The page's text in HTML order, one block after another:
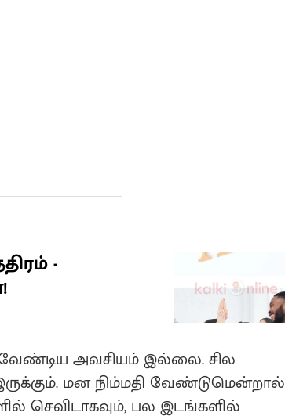
-
அவசியம் இல்லை. சில
மன நிம்மதி வேண்டுமென்றால்
செவிடாகவும், பல இடங்களில்